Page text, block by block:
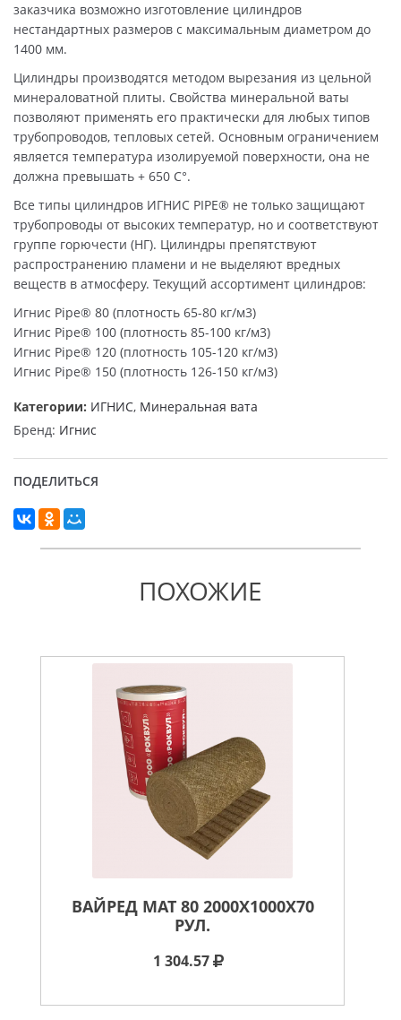
заказчика возможно изготовление цилиндров
нестандартных размеров с максимальным диаметром до
1400 мм.
Цилиндры производятся методом вырезания из цельной
минераловатной плиты. Свойства минеральной ваты
позволяют применять его практически для любых типов
трубопроводов, тепловых сетей. Основным ограничением
является температура изолируемой поверхности, она не
должна превышать + 650 C°.
Все типы цилиндров ИГНИС PIPE® не только защищают
трубопроводы от высоких температур, но и соответствуют
группе горючести (НГ). Цилиндры препятствуют
распространению пламени и не выделяют вредных
веществ в атмосферу. Текущий ассортимент цилиндров:
Игнис Pipe® 80 (плотность 65-80 кг/м3)
Игнис Pipe® 100 (плотность 85-100 кг/м3)
Игнис Pipe® 120 (плотность 105-120 кг/м3)
Игнис Pipe® 150 (плотность 126-150 кг/м3)
Категории: ИГНИС, Минеральная вата
Бренд: Игнис
ПОДЕЛИТЬСЯ
ПОХОЖИЕ
ВАЙРЕД МАТ 80 2000X1000X70
РУЛ.
1 304.57